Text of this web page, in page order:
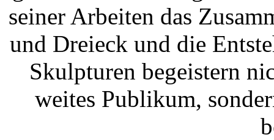
seiner Arbeiten das
und Dreieck und die
Skulpturen begeistern
weites Publikum,